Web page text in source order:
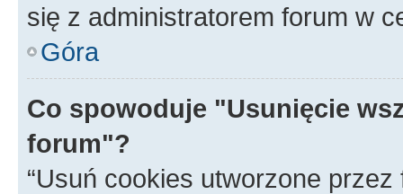
się z administratorem forum w
Góra
Co spowoduje "Usunięcie
forum"?
“Usuń cookies utworzone